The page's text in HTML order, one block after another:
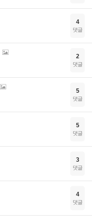
4
댓글
2
댓글
5
댓글
5
댓글
3
댓글
4
댓글